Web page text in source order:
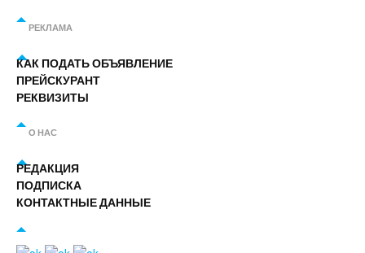
РЕКЛАМА
КАК ПОДАТЬ ОБЪЯВЛЕНИЕ
ПРЕЙСКУРАНТ
РЕКВИЗИТЫ
О НАС
РЕДАКЦИЯ
ПОДПИСКА
КОНТАКТНЫЕ ДАННЫЕ